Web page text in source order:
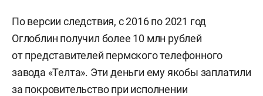
По версии следствия, с 2016 по 2021 год
Оглоблин получил более 10 млн рублей
от представителей пермского телефонного
завода «Телта». Эти деньги ему якобы заплатили
за покровительство при исполнении